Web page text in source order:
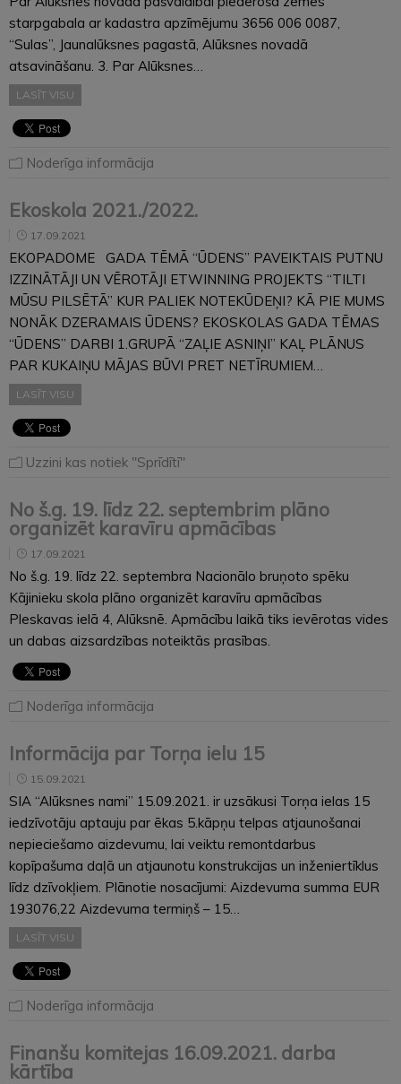
starpgabala ar kadastra apzīmējumu 3656 006 0087,
“Sulas”, Jaunalūksnes pagastā, Alūksnes novadā
atsavināšanu. 3. Par Alūksnes…
LASĪT VISU
Noderīga informācija
Ekoskola 2021./2022.
17.09.2021
EKOPADOME GADA TĒMĀ “ŪDENS” PAVEIKTAIS PUTNU
IZZINĀTĀJI UN VĒROTĀJI ETWINNING PROJEKTS “TILTI
MŪSU PILSĒTĀ” KUR PALIEK NOTEKŪDEŅI? KĀ PIE MUMS
NONĀK DZERAMAIS ŪDENS? EKOSKOLAS GADA TĒMAS
“ŪDENS” DARBI 1.GRUPĀ “ZAĻIE ASNIŅI” KAĻ PLĀNUS
PAR KUKAIŅU MĀJAS BŪVI PRET NETĪRUMIEM…
LASĪT VISU
Uzzini kas notiek "Sprīdītī"
No š.g. 19. līdz 22. septembrim plāno
organizēt karavīru apmācības
17.09.2021
No š.g. 19. līdz 22. septembra Nacionālo bruņoto spēku
Kājinieku skola plāno organizēt karavīru apmācības
Pleskavas ielā 4, Alūksnē. Apmācību laikā tiks ievērotas vides
un dabas aizsardzības noteiktās prasības.
Noderīga informācija
Informācija par Torņa ielu 15
15.09.2021
SIA “Alūksnes nami” 15.09.2021. ir uzsākusi Torņa ielas 15
iedzīvotāju aptauju par ēkas 5.kāpņu telpas atjaunošanai
nepieciešamo aizdevumu, lai veiktu remontdarbus
kopīpašuma daļā un atjaunotu konstrukcijas un inženiertīklus
līdz dzīvokļiem. Plānotie nosacījumi: Aizdevuma summa EUR
193076,22 Aizdevuma termiņš – 15…
LASĪT VISU
Noderīga informācija
Finanšu komitejas 16.09.2021. darba
kārtība